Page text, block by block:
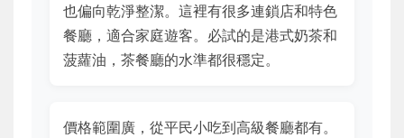
也偏向乾淨整潔。這裡有很多連鎖店和特色
餐廳，適合家庭遊客。必試的是港式奶茶和
菠蘿油，茶餐廳的水準都很穩定。
價格範圍廣，從平民小吃到高級餐廳都有。